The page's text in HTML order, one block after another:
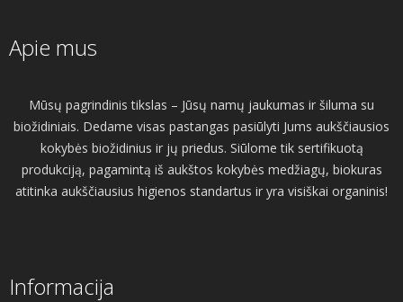
Apie mus
Mūsų pagrindinis tikslas – Jūsų namų jaukumas ir šiluma su
biožidiniais. Dedame visas pastangas pasiūlyti Jums aukščiausios
kokybės biožidinius ir jų priedus. Siūlome tik sertifikuotą
produkciją, pagamintą iš aukštos kokybės medžiagų, biokuras
atitinka aukščiausius higienos standartus ir yra visiškai organinis!
Informacija